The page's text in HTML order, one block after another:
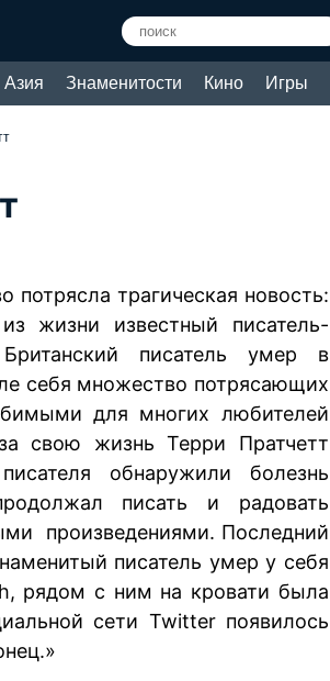
Азия Знаменитости Кино Игры
потрясла трагическая новость:
жизни известный писатель-
писатель умер в
себя множество потрясающих
для многих любителей
свою жизнь Терри Пратчетт
обнаружили болезнь
писать и радовать
произведениями. Последний
писатель умер у себя
рядом с ним на кровати была
сети Twitter появилось